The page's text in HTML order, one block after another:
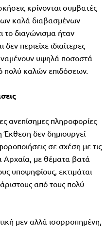
κρίνονται συμβατές
καλά διαβασμένων
το διαγώνισμα ήταν
περιείχε ιδιαίτερες
υψηλά ποσοστά
πολύ καλών επιδόσεων.
ανεπίσημες πληροφορίες
δεν δημιουργεί
σε σχέση με τις
Αρχαία, με θέματα βατά
υποψηφίους, εκτιμάται
από τους πολύ
μεν αλλά ισορροπημένη,